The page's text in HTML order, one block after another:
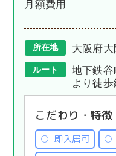
月額費用
所在地 大阪府
ルート
地下鉄
より徒
こだわり・特徴
即入居可